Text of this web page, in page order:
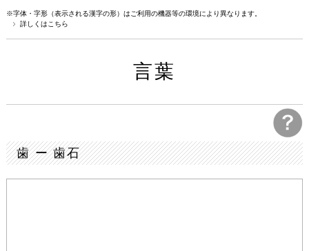
※字体・字形（表示される漢字の形）はご利用の機器等の環境により異なります。
詳しくはこちら
言葉
歯 ー 歯石